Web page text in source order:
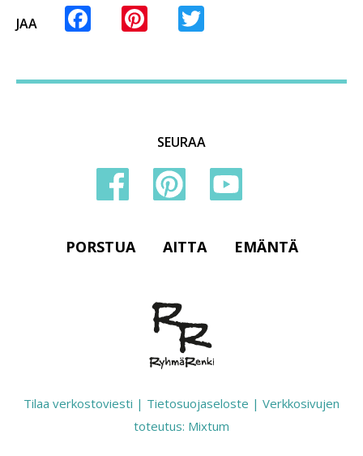
JAA Facebook
Pinterest
SEURAA
PORSTUA AITTA EMÄNTÄ
Tilaa verkostoviesti | Tietosuojaseloste | Verkkosivujen
toteutus: Mixtum